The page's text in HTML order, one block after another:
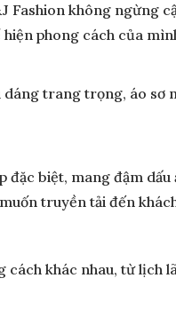
Fashion không ngừng
phong cách của
trang trọng, áo sơ
biệt, mang đậm
truyền tải đến
cách khác nhau, từ